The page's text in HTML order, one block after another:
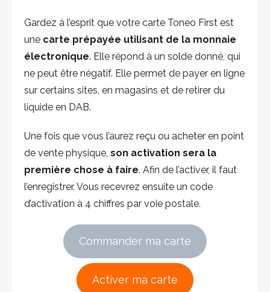
Gardez à l’esprit que votre carte Toneo First est
une carte prépayée utilisant de la monnaie
électronique. Elle répond à un solde donné, qui
ne peut être négatif. Elle permet de payer en ligne
sur certains sites, en magasins et de retirer du
liquide en DAB.
Une fois que vous l’aurez reçu ou acheter en point
de vente physique, son activation sera la
première chose à faire. Afin de l’activer, il faut
l’enregistrer. Vous recevrez ensuite un code
d’activation à 4 chiffres par voie postale.
Commander ma carte
Activer ma carte